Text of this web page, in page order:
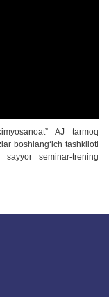
AJ tarmoq
boshlangʻich tashkiloti
seminar-trening